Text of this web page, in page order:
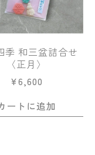
季 和三盆詰合せ
〈正月〉
¥6,600
ートに追加